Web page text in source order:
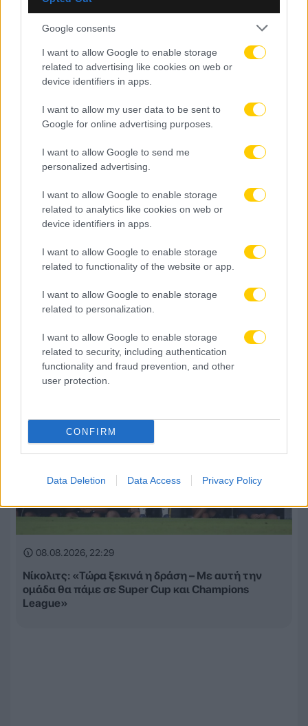
Google consents
I want to allow Google to enable storage
related to advertising like cookies on web or
device identifiers in apps.
I want to allow my user data to be sent to
Google for online advertising purposes.
I want to allow Google to send me
personalized advertising.
I want to allow Google to enable storage
related to analytics like cookies on web or
device identifiers in apps.
I want to allow Google to enable storage
related to functionality of the website or app.
I want to allow Google to enable storage
related to personalization.
I want to allow Google to enable storage
related to security, including authentication
functionality and fraud prevention, and other
user protection.
CONFIRM
Data Deletion Data Access Privacy Policy
Μόρας: «Εύχομαι τα καλύτερα στην ΑΕΚ, χτίζουμε
μια ολοκαίνουργια ομάδα από την αρχή»
08.08.2026, 22:29
Νίκολιτς: «Τώρα ξεκινά η δράση – Με αυτή την
ομάδα θα πάμε σε Super Cup και Champions
League»